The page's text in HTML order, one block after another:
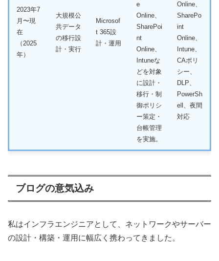
2023年7
月〜現
在
（2025
年）
大規模公
共データ
の移行設
計・実行
Microsof
t 365設
計・運用
e
Online、
SharePoi
nt
Online、
Intuneな
どを対象
に設計・
移行・制
御ポリシ
ー策定・
台帳管理
を実施。
Online、
SharePo
int
Online、
Intune、
CAポリ
シー、
DLP、
PowerSh
ell、夜間
対応
ブログの意気込み
私はインフラエンジニアとして、ネットワークやサーバー
の設計・構築・運用に幅広く携わってきました。